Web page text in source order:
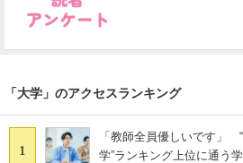
「大学」のアクセスランキング
1
「教師全員優しいです」
学”ランキング上位に通う